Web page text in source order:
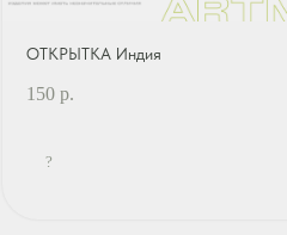
ОТКРЫТКА Индия
150 р.
?